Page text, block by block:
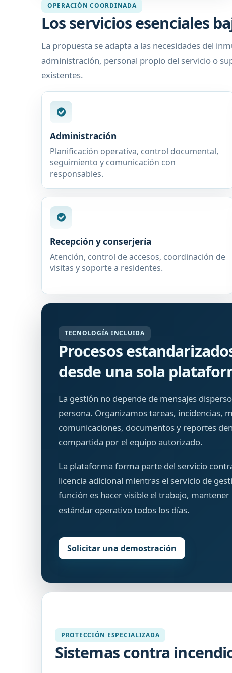
OPERACIÓN COORDINADA
Los servicios esenciales
La propuesta se adapta a las necesidades del
administración, personal propio del servicio o
existentes.
Administración
Planificación operativa, control documental,
seguimiento y comunicación con
responsables.
Recepción y conserjería
Atención, control de accesos, coordinación de
visitas y soporte a residentes.
TECNOLOGÍA INCLUIDA
Procesos
desde una sola
La gestión no depende de mensajes
persona. Organizamos tareas, incidencias,
comunicaciones, documentos y reportes
compartida por el equipo autorizado.
La plataforma forma parte del servicio
licencia adicional mientras el servicio de
función es hacer visible el trabajo,
estándar operativo todos los días.
Solicitar una demostración
PROTECCIÓN ESPECIALIZADA
Sistemas contra